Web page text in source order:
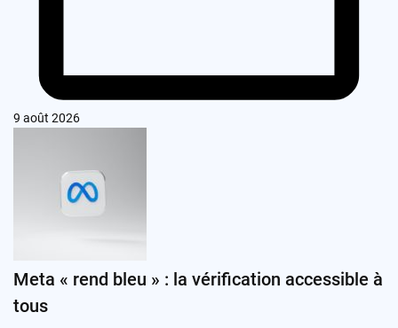
9 août 2026
Meta « rend bleu » : la vérification accessible à
tous